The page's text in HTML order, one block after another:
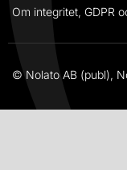
Om integritet, GDPR
© Nolato AB (publ),